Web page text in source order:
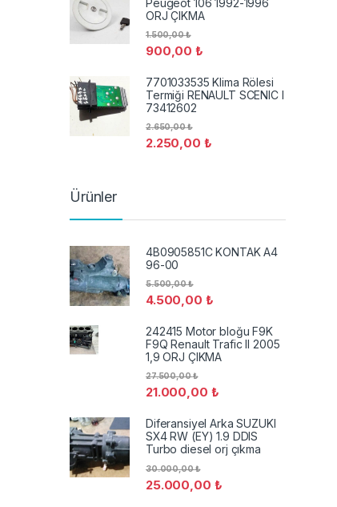
ORJ ÇIKMA
900,00₺
1.500,00₺
7701033535 Klima Rölesi
Termiği RENAULT SCENIC I
73412602
2.250,00 ₺
2.650,00₺
Ürünler
4B0905851C KONTAK A4
96-00
4.500,00 ₺
5.500,00₺
242415 Motor bloğu F9K
F9Q Renault Trafic II 2005
1,9 ORJ ÇIKMA
21.000,00 ₺
27.500,00₺
Diferansiyel Arka SUZUKI
SX4 RW (EY) 1.9 DDIS
Turbo diesel orj çıkma
25.000,00 ₺
30.000,00₺